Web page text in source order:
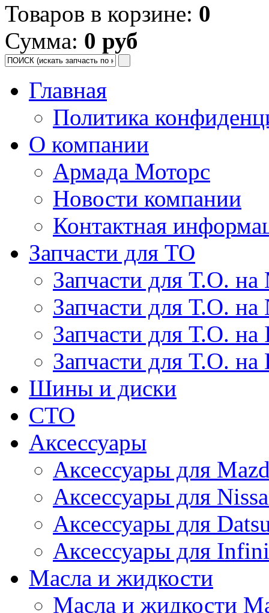
Товаров в корзине: 0
Сумма: 0 руб
Главная
Политика
О компании
Армада Моторс
Новости компании
Контактная
Запчасти для ТО
Запчасти для Т.О. на
Запчасти для Т.О. на
Запчасти для Т.О.
Запчасти для Т.О. на
Шины и диски
СТО
Аксессуары
Аксессуары для
Аксессуары для
Аксессуары для
Аксессуары для
Масла и жидкости
Масла и жидкости